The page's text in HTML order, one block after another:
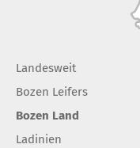
Landesweit
Bozen Leifers
Bozen Land
Ladinien